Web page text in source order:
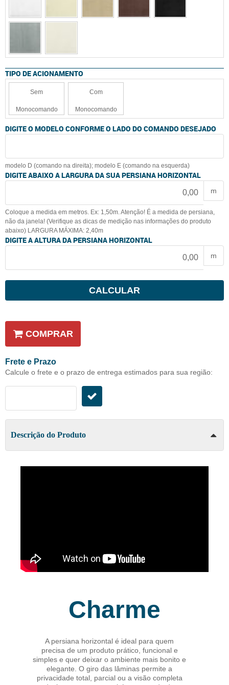
TIPO DE ACIONAMENTO
Sem
Monocomando
Com
Monocomando
DIGITE O MODELO CONFORME O LADO DO COMANDO DESEJADO
modelo D (comando na direita); modelo E (comando na esquerda)
DIGITE ABAIXO A LARGURA DA SUA PERSIANA HORIZONTAL
m
Coloque a medida em metros. Ex: 1,50m. Atenção! É a medida de persiana,
não da janela! (Verifique as dicas de medição nas informações do produto
abaixo) LARGURA MÁXIMA: 2,40m
DIGITE A ALTURA DA PERSIANA HORIZONTAL
m
CALCULAR
COMPRAR
Frete e Prazo
Calcule o frete e o prazo de entrega estimados para sua região:
Descrição do Produto
Charme
A persiana horizontal é ideal para quem
precisa de um produto prático, funcional e
simples e quer deixar o ambiente mais bonito e
elegante. O giro das lâminas permite a
privacidade total, parcial ou a visão completa